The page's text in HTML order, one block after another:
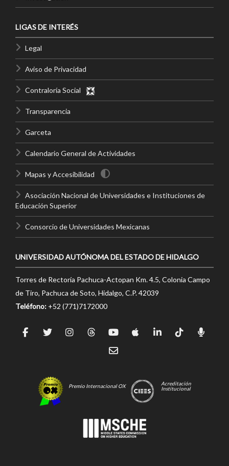
LIGAS DE INTERÉS
Legal
Aviso de Privacidad
Contraloría Social
Transparencia
Garceta
Calendario General de Actividades
Mapas y Accesibilidad
Asociación Nacional de Universidades e Instituciones de
Educación Superior
Consorcio de Universidades Mexicanas
UNIVERSIDAD AUTÓNOMA DEL ESTADO DE HIDALGO
Torres de Rectoría Pachuca-Actopan Km. 4.5, Colonia Campo
de Tiro, Pachuca de Soto, Hidalgo, C.P. 42039
Teléfono: +52 (771)7172000
Premio Internacional OX
Acreditación
Institucional